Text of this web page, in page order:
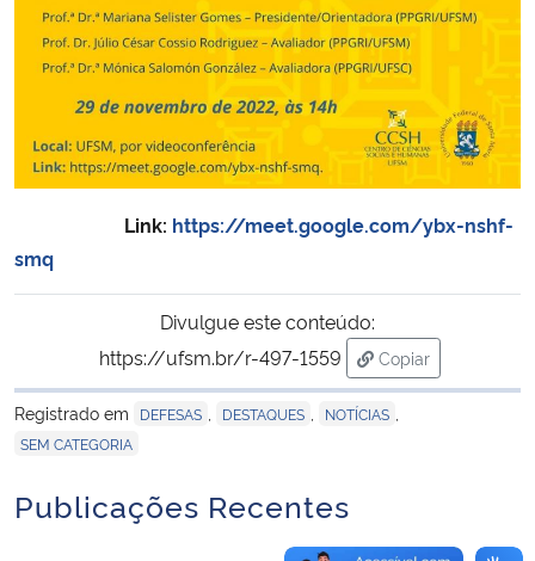
Ministério da Mulher, da Família e dos Direitos Humanos
Secretaria-Geral
Secretaria de Governo
Gabinete de Segurança Institucional
Advocacia-Geral da União
Banco Central do Brasil
Planalto
Link: https://meet.google.com/ybx-nshf-
smq
Divulgue este conteúdo:
https://ufsm.br/r-497-1559
Copiar
para área de
Registrado em
DEFESAS DESTAQUES NOTÍCIAS
SEM CATEGORIA
Publicações Recentes